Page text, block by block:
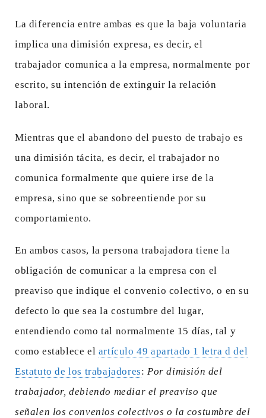
La diferencia entre ambas es que la baja voluntaria
implica una dimisión expresa, es decir, el
trabajador comunica a la empresa, normalmente por
escrito, su intención de extinguir la relación
laboral.
Mientras que el abandono del puesto de trabajo es
una dimisión tácita, es decir, el trabajador no
comunica formalmente que quiere irse de la
empresa, sino que se sobreentiende por su
comportamiento.
En ambos casos, la persona trabajadora tiene la
obligación de comunicar a la empresa con el
preaviso que indique el convenio colectivo, o en su
defecto lo que sea la costumbre del lugar,
entendiendo como tal normalmente 15 días, tal y
como establece el artículo 49 apartado 1 letra d del
Estatuto de los trabajadores:Por dimisión del
trabajador, debiendo mediar el preaviso que
señalen los convenios colectivos o la costumbre del